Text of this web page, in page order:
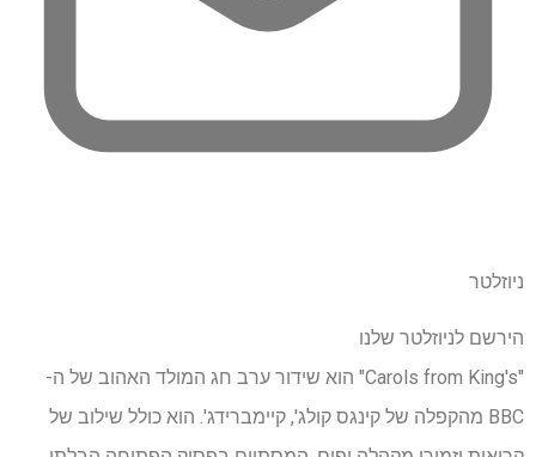
ניוזלטר
הירשם לניוזלטר שלנו
"Carols from King's" הוא שידור ערב חג המולד האהוב של ה-
BBC מהקפלה של קינגס קולג', קיימברידג'. הוא כולל שילוב של